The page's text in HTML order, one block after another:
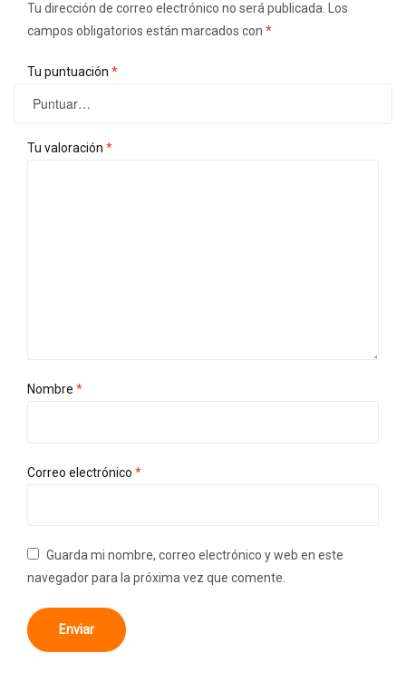
Tu dirección de correo electrónico no será publicada. Los
campos obligatorios están marcados con *
Tu puntuación *
Tu valoración *
Nombre *
Correo electrónico *
Guarda mi nombre, correo electrónico y web en este
navegador para la próxima vez que comente.